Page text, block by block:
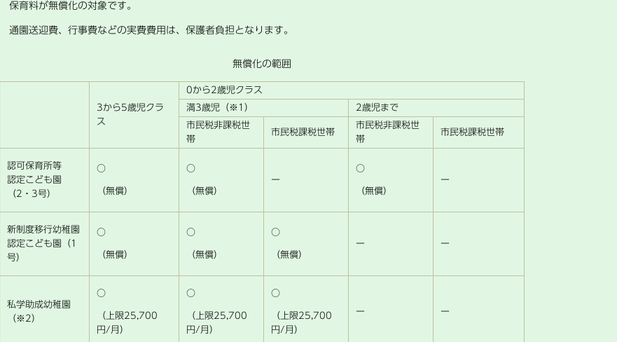
保育料が無償化の対象です。
通園送迎費、行事費などの実費費用は、保護者負担となります。
無償化の範囲
3から5歳児クラ
ス
0から2歳児クラス
満3歳児（※1）
2歳児まで
市民税非課税世
帯
市民税課税世帯
市民税非課税世
帯
市民税課税世帯
認可保育所等
認定こども園
（2・3号）
○
（無償）
○
（無償）
ー
○
（無償）
ー
新制度移行幼稚園
認定こども園（1
号）
○
（無償）
○
（無償）
○
（無償）
ー ー
私学助成幼稚園
（※2）
○
（上限25,700
円/月）
○
（上限25,700
円/月）
○
（上限25,700
円/月）
ー ー